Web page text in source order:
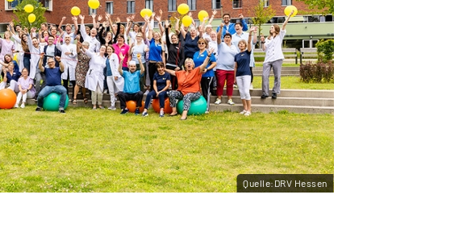
Quelle:DRV Hessen